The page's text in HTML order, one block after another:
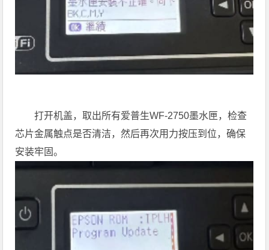
打开机盖，取出所有爱普生WF-2750墨水匣，检查
芯片金属触点是否清洁，然后再次用力按压到位，确保
安装牢固。